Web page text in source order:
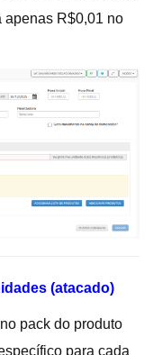
apenas R$0,01 no
(atacado)
pack do produto
para cada